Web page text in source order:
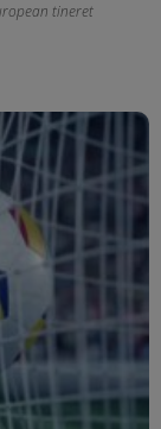
tineret